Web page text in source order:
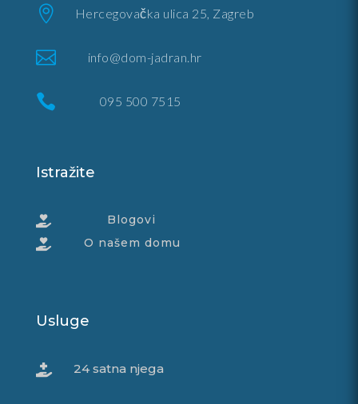
 Hercegovačka ulica 25, Zagreb
 info@dom-jadran.hr
 095 500 7515
Istražite
 Blogovi
 O našem domu
Usluge
 24 satna njega